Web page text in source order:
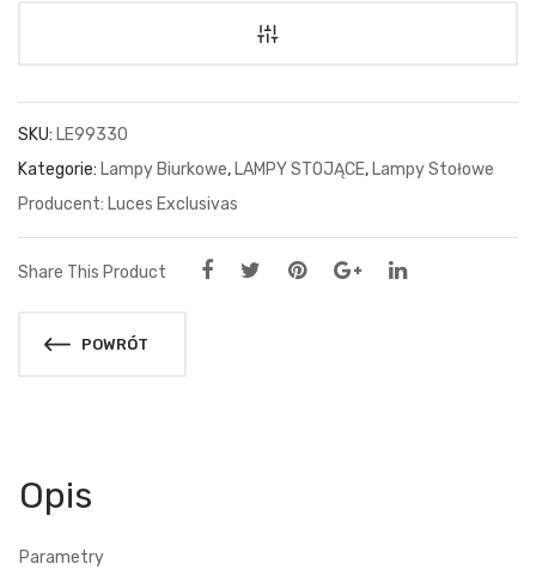
SKU: LE99330
Kategorie: Lampy Biurkowe, LAMPY STOJĄCE, Lampy Stołowe
Luces Exclusivas
Share This Product
POWRÓT
Opis
Parametry